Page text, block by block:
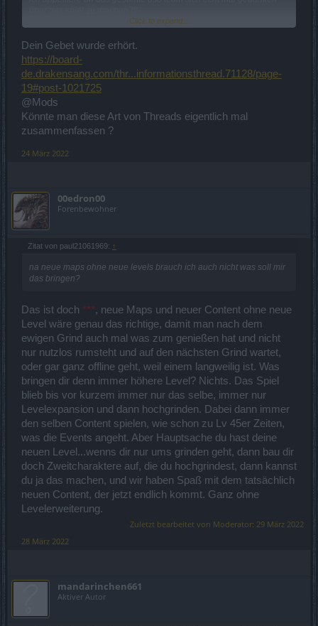
eurer seite passiert.
zensieren da seid ihr schnell, aber mal darauf antworten und
argumentieren fehlanzeige, schon traurig echt.
Click to expand...
Dein Gebet wurde erhört.
https://board-
de.drakensang.com/thr...informationsthread.71128/page-
19#post-1021725
@Mods
Könnte man diese Art von Threads eigentlich mal
zusammenfassen ?
24 März 2022
00edron00
Forenbewohner
Zitat von paul21061969: ↑
na neue maps ohne neue levels brauch ich auch nicht was soll mir
das bringen?
Das ist doch ***, neue Maps und neuer Content ohne neue
Level wäre genau das richtige, damit man nach dem
ewigen Grind auch mal was zum genießen hat und nicht
nur nutzlos rumsteht und auf den nächsten Grind wartet,
oder gar ganz offline geht, weil einem langweilig ist. Was
bringen dir denn immer höhere Level? Nichts. Das Spiel
blieb bis vor kurzem immer nur das selbe, immer nur
Levelexpansion und dann hochgrinden. Dabei dann immer
den selben Content spielen, wie schon zu Lv 45er Zeiten,
was die Events angeht. Aber Hauptsache du hast deine
neuen Level...wenns dir nur ums grinden geht, dann bau dir
doch Zweitcharaktere auf, die du hochgrindest, dann kannst
du ja das machen, und wir haben Spaß mit dem tatsächlich
neuen Content, der jetzt endlich kommt. Ganz ohne
Levelerweiterung.
Zuletzt bearbeitet von Moderator: 29 März 2022
28 März 2022
mandarinchen661
Aktiver Autor